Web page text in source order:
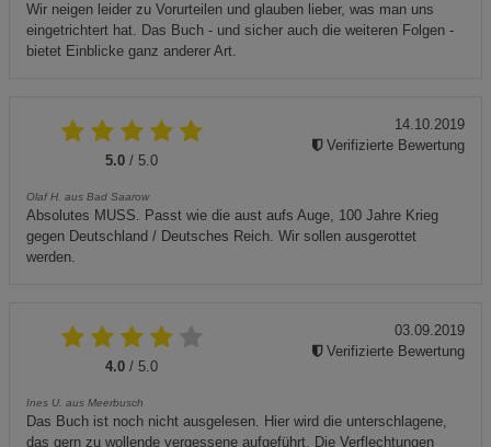
Wir neigen leider zu Vorurteilen und glauben lieber, was man uns
eingetrichtert hat. Das Buch - und sicher auch die weiteren Folgen -
bietet Einblicke ganz anderer Art.
5.0 / 5.0
Olaf H. aus Bad Saarow
Absolutes MUSS. Passt wie die aust aufs Auge, 100 Jahre Krieg
gegen Deutschland / Deutsches Reich. Wir sollen ausgerottet
werden.
14.10.2019
Verifizierte Bewertung
4.0 / 5.0
Ines U. aus Meerbusch
Das Buch ist noch nicht ausgelesen. Hier wird die unterschlagene,
das gern zu wollende vergessene aufgeführt. Die Verflechtungen
03.09.2019
Verifizierte Bewertung